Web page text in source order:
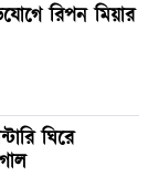
রিপন মিয়ার
ঘিরে